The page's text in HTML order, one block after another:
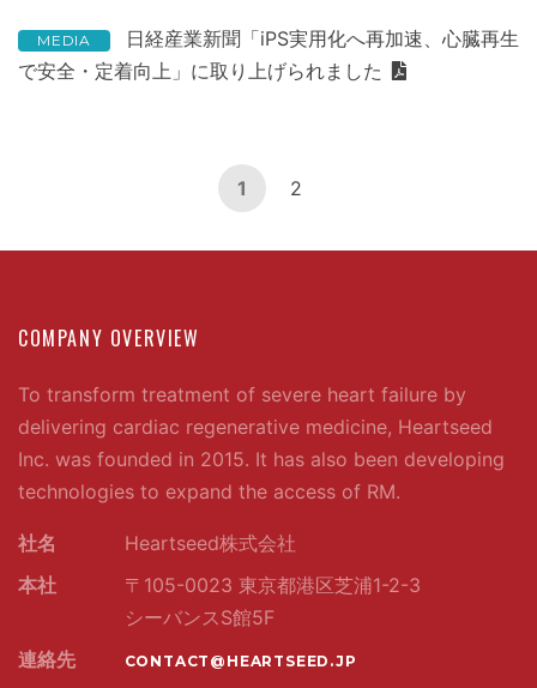
MEDIA
日経産業新聞「iPS実用化へ再加速、心臓再生
で安全・定着向上」に取り上げられました
1 2
COMPANY OVERVIEW
To transform treatment of severe heart failure by
delivering cardiac regenerative medicine, Heartseed
Inc. was founded in 2015. It has also been developing
technologies to expand the access of RM.
社名
Heartseed株式会社
本社
〒105-0023 東京都港区芝浦1-2-3
シーバンスS館5F
連絡先
CONTACT@HEARTSEED.JP